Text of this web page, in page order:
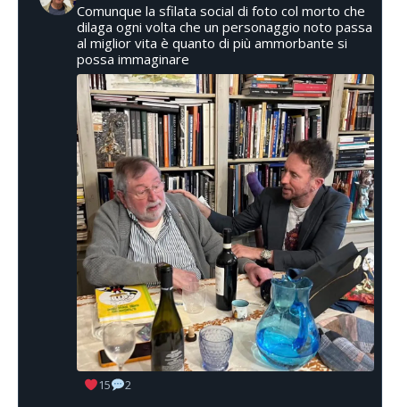
Comunque la sfilata social di foto col morto che
dilaga ogni volta che un personaggio noto passa
al miglior vita è quanto di più ammorbante si
possa immaginare
15 2